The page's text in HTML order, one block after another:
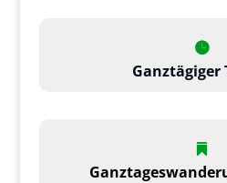
Ganztägiger